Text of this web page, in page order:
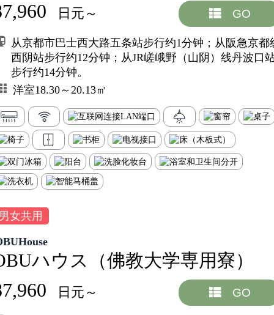
日元～ GO
从京都市巴士西大路五条站步行约1分钟；从阪急京都
西阴站步行约12分钟；从JR嵯峨野（山阴）线丹波口
步行约14分钟。
洋室18.30～20.13㎡
女共用
ハウス（佛教大学専用寮）
日元～ GO